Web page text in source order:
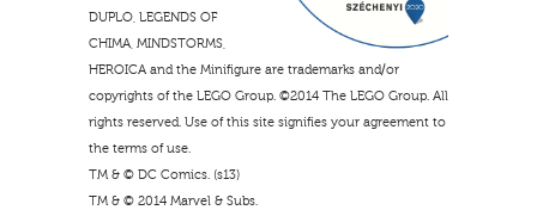
DUPLO, LEGENDS OF
CHIMA, MINDSTORMS,
HEROICA and the Minifigure are trademarks and/or
copyrights of the LEGO Group. ©2014 The LEGO Group. All
rights reserved. Use of this site signifies your agreement to
the terms of use.
TM & © DC Comics. (s13)
TM & © 2014 Marvel & Subs.